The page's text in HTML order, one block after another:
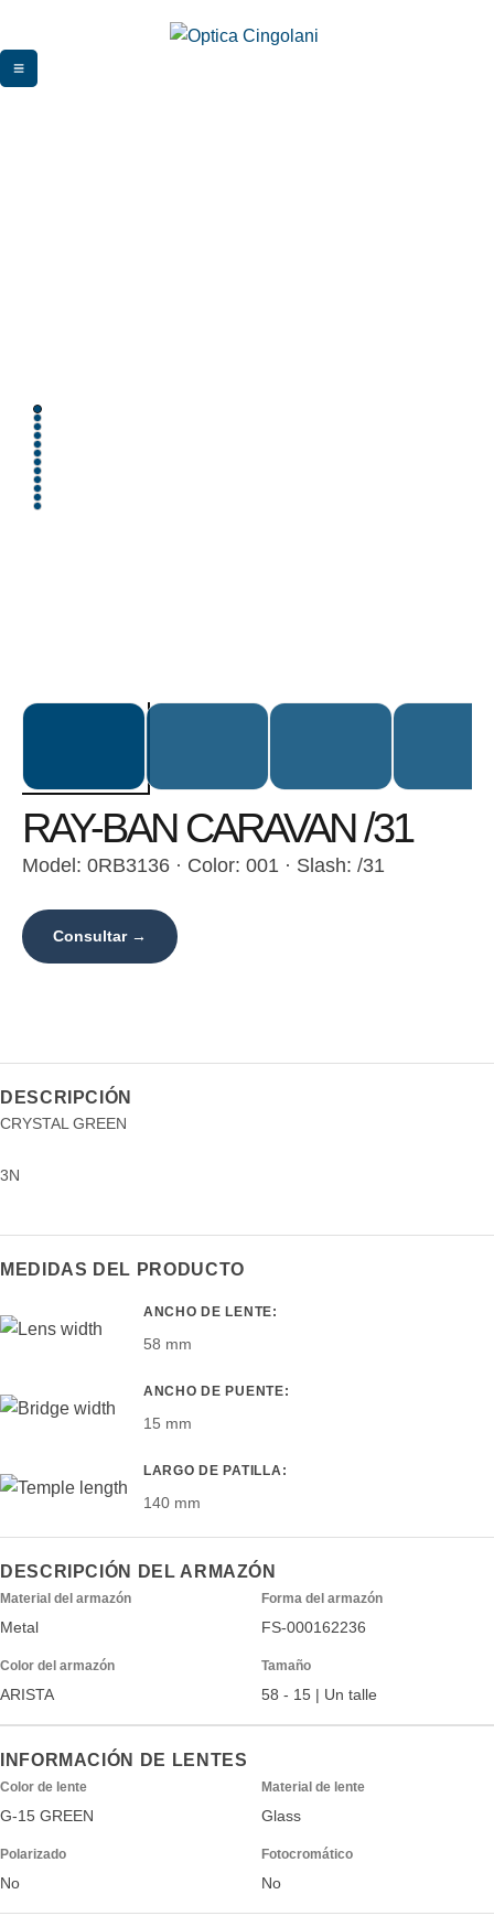
RAY-BAN CARAVAN /31
Model: 0RB3136 · Color: 001 · Slash: /31
Consultar →
DESCRIPCIÓN
CRYSTAL GREEN
3N
MEDIDAS DEL PRODUCTO
ANCHO DE LENTE:
58 mm
ANCHO DE PUENTE:
15 mm
LARGO DE PATILLA:
140 mm
DESCRIPCIÓN DEL ARMAZÓN
Material del armazón
Metal
Forma del armazón
FS-000162236
Color del armazón
ARISTA
Tamaño
58 - 15 | Un talle
INFORMACIÓN DE LENTES
Color de lente
G-15 GREEN
Material de lente
Glass
Polarizado
No
Fotocromático
No